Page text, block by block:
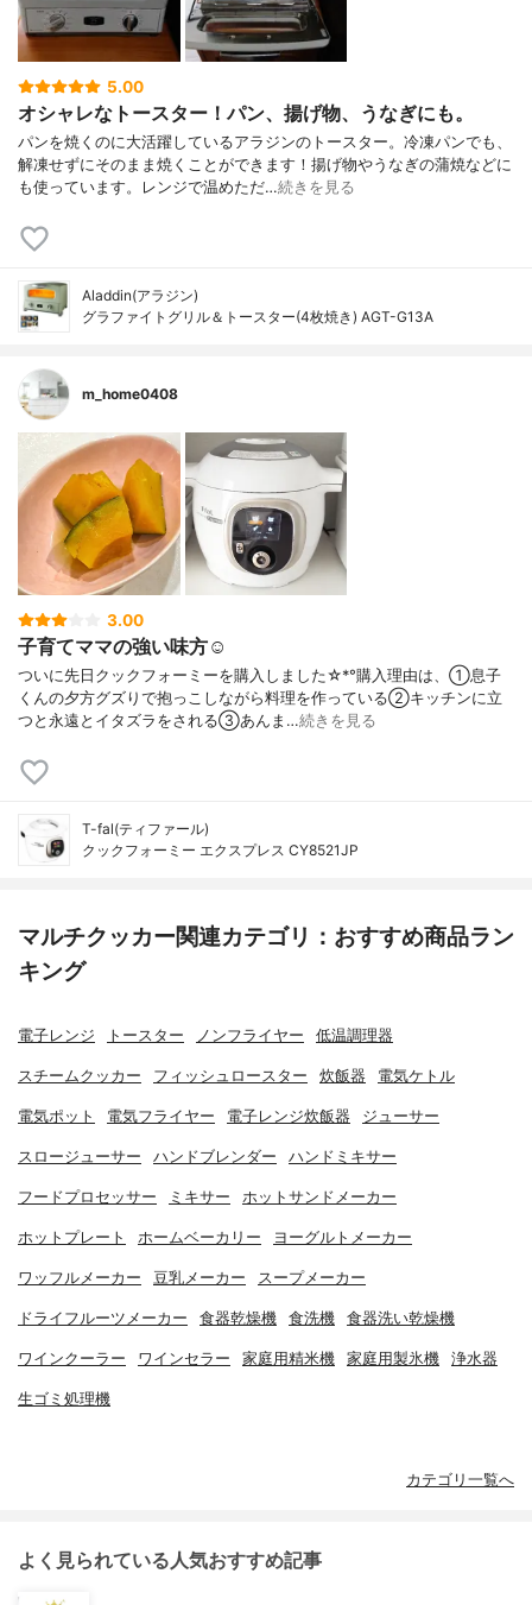
5.00
オシャレなトースター！パン、揚げ物、うなぎにも。
パンを焼くのに大活躍しているアラジンのトースター。冷凍パンでも、
解凍せずにそのまま焼くことができます！揚げ物やうなぎの蒲焼などに
も使っています。レンジで温めただ…続きを見る
Aladdin(アラジン)
グラファイトグリル＆トースター(4枚焼き) AGT-G13A
m_home0408
3.00
子育てママの強い味方‪‪☺︎‬
ついに先日クックフォーミーを購入しました☆*°購入理由は、①息子
くんの夕方グズりで抱っこしながら料理を作っている②キッチンに立
つと永遠とイタズラをされる③あんま…続きを見る
T-fal(ティファール)
クックフォーミー エクスプレス CY8521JP
マルチクッカー関連カテゴリ：おすすめ商品ラン
キング
電子レンジ トースター ノンフライヤー 低温調理器
スチームクッカー フィッシュロースター 炊飯器 電気ケトル
電気ポット 電気フライヤー 電子レンジ炊飯器 ジューサー
スロージューサー ハンドブレンダー ハンドミキサー
フードプロセッサー ミキサー ホットサンドメーカー
ホットプレート ホームベーカリー ヨーグルトメーカー
ワッフルメーカー 豆乳メーカー スープメーカー
ドライフルーツメーカー 食器乾燥機 食洗機 食器洗い乾燥機
ワインクーラー ワインセラー 家庭用精米機 家庭用製氷機 浄水器
生ゴミ処理機
カテゴリ一覧へ
よく見られている人気おすすめ記事